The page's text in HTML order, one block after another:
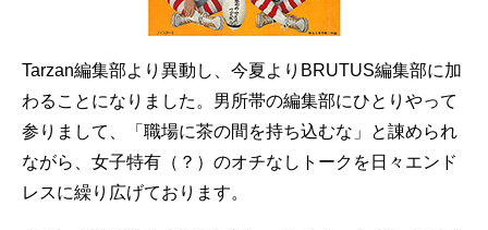
Tarzan編集部より異動し、今夏よりBRUTUS編集部に加
わることになりました。男所帯の編集部にひとりやって
参りまして、「職場に茶の間を持ち込むな」と諌められ
ながら、女子特有（？）のオチなしトークを日々エンド
レスに繰り広げております。